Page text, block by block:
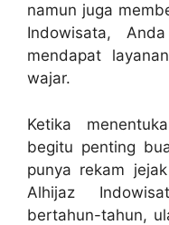
namun juga
Indowisata,
mendapat
wajar.
Ketika
begitu penting
punya rekam
Alhijaz
bertahun-tahun,